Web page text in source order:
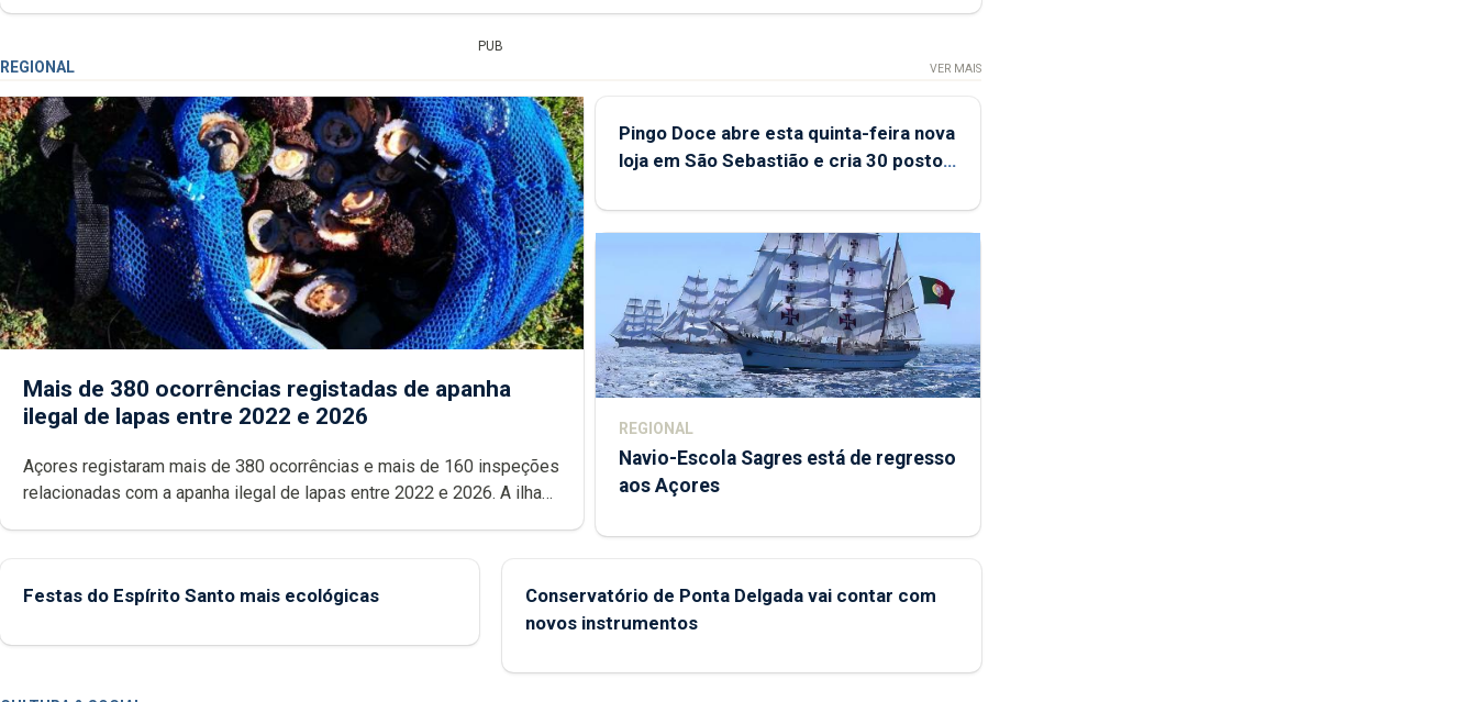
PUB
REGIONAL VER MAIS
Mais de 380 ocorrências registadas de apanha
ilegal de lapas entre 2022 e 2026
Açores registaram mais de 380 ocorrências e mais de 160 inspeções
relacionadas com a apanha ilegal de lapas entre 2022 e 2026. A ilha
Pingo Doce abre esta quinta-feira nova
loja em São Sebastião e cria 30 postos
REGIONAL
Navio-Escola Sagres está de regresso
aos Açores
Festas do Espírito Santo mais ecológicas
Conservatório de Ponta Delgada vai contar com
novos instrumentos